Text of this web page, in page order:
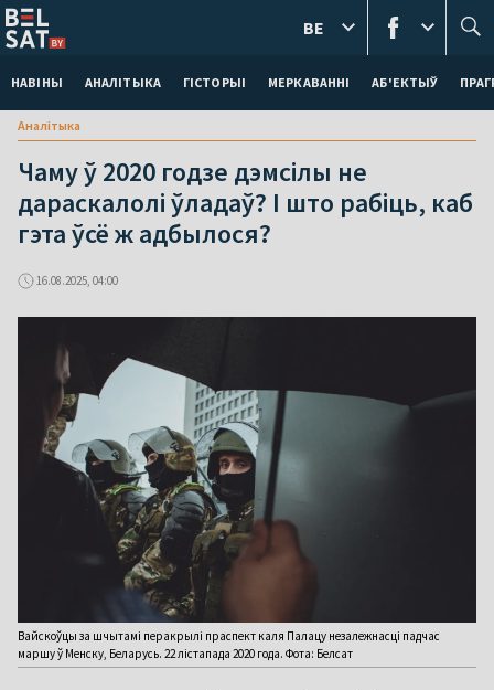
НАВІНЫ АНАЛІТЫКА ГІСТОРЫІ МЕРКАВАННI АБ'ЕКТЫЎ
BE
Аналітыка
Чаму ў 2020 годзе дэмсілы не
дараскалолі ўладаў? І што рабіць, каб
гэта ўсё ж адбылося?
16.08.2025, 04:00
Вайскоўцы за шчытамі перакрылі праспект каля Палацу незалежнасці падчас
маршу ў Менску, Беларусь. 22 лістапада 2020 года. Фота: Белсат